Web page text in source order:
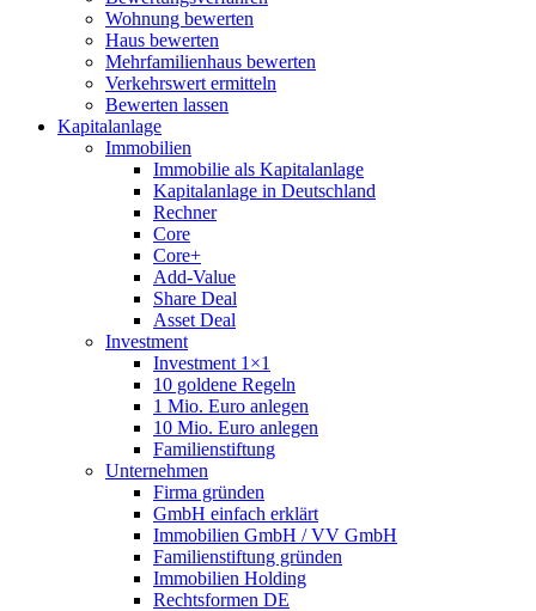
Wohnung bewerten
Haus bewerten
Mehrfamilienhaus bewerten
Verkehrswert ermitteln
Bewerten lassen
Kapitalanlage
Immobilien
Immobilie als Kapitalanlage
Kapitalanlage in Deutschland
Rechner
Core
Core+
Add-Value
Share Deal
Asset Deal
Investment
Investment 1×1
10 goldene Regeln
1 Mio. Euro anlegen
10 Mio. Euro anlegen
Familienstiftung
Unternehmen
Firma gründen
GmbH einfach erklärt
Immobilien GmbH / VV GmbH
Familienstiftung gründen
Immobilien Holding
Rechtsformen DE